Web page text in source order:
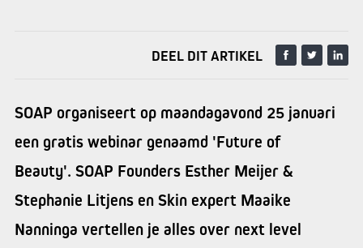
DEEL DIT ARTIKEL
SOAP organiseert op maandagavond 25 januari
een gratis webinar genaamd 'Future of
Beauty'. SOAP Founders Esther Meijer &
Stephanie Litjens en Skin expert Maaike
Nanninga vertellen je alles over next level